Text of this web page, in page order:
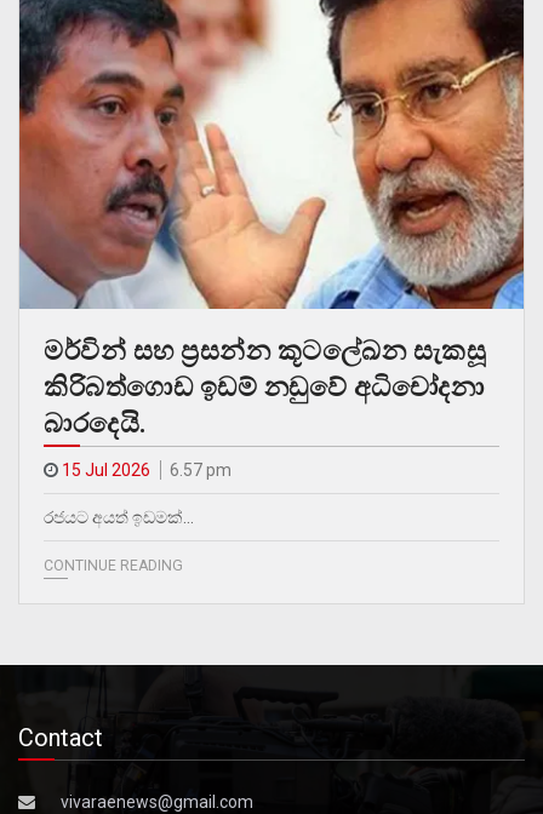
මර්වින් සහ ප්‍රසන්න කූටලේඛන සැකසූ
කිරිබත්ගොඩ ඉඩම් නඩුවේ අධිචෝදනා
බාරදෙයි.
15 Jul 2026 6.57 pm
රජයට අයත් ඉඩමක්…
CONTINUE READING
Contact
vivaraenews@gmail.com